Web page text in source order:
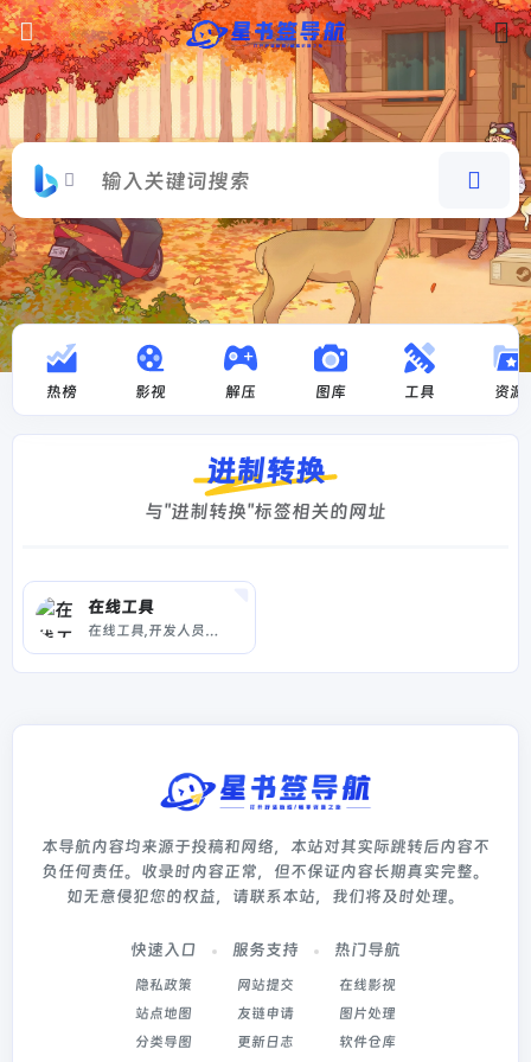
热榜 影视 解压 图库 工具 资源
进制转换
与"进制转换"标签相关的网址
在线工具
在线工具,开发人员工具,代码格式化、压缩、加密、解密,下载链接转换,json格式化,正则测试工具,favicon在线制作,字帖工具,中文简繁体转换,迅雷下载链接转换,进制转换,二维码,照片压缩,pdf合并
本导航内容均来源于投稿和网络，本站对其实际跳转后内容不
负任何责任。收录时内容正常，但不保证内容长期真实完整。
如无意侵犯您的权益，请联系本站，我们将及时处理。
快速入口
隐私政策
站点地图
分类导图
服务支持
网站提交
友链申请
更新日志
热门导航
在线影视
图片处理
软件仓库